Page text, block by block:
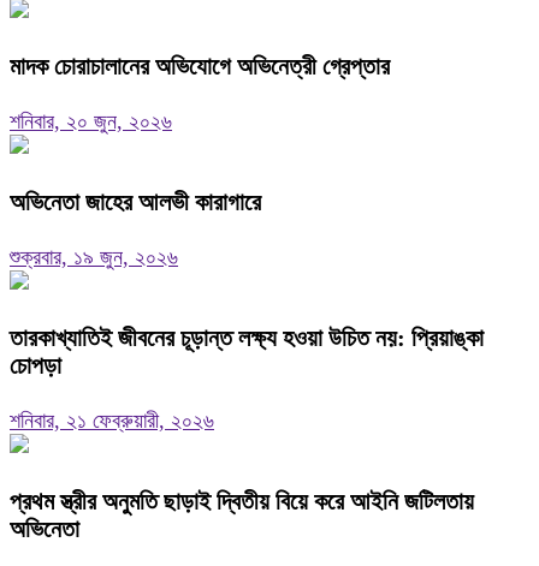
মাদক চোরাচালানের অভিযোগে অভিনেত্রী গ্রেপ্তার
শনিবার, ২০ জুন, ২০২৬
অভিনেতা জাহের আলভী কারাগারে
শুক্রবার, ১৯ জুন, ২০২৬
তারকাখ্যাতিই জীবনের চূড়ান্ত লক্ষ্য হওয়া উচিত নয়: প্রিয়াঙ্কা
চোপড়া
শনিবার, ২১ ফেব্রুয়ারী, ২০২৬
প্রথম স্ত্রীর অনুমতি ছাড়াই দ্বিতীয় বিয়ে করে আইনি জটিলতায়
অভিনেতা